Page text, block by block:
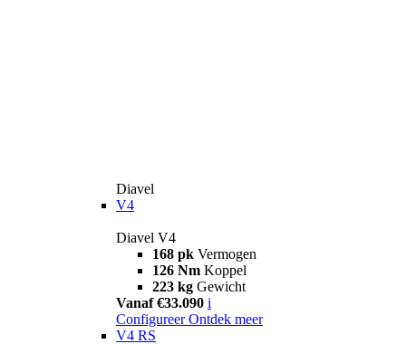
Diavel
V4
Diavel V4
168 pk Vermogen
126 Nm Koppel
223 kg Gewicht
Vanaf €33.090 i
Configureer Ontdek meer
V4 RS